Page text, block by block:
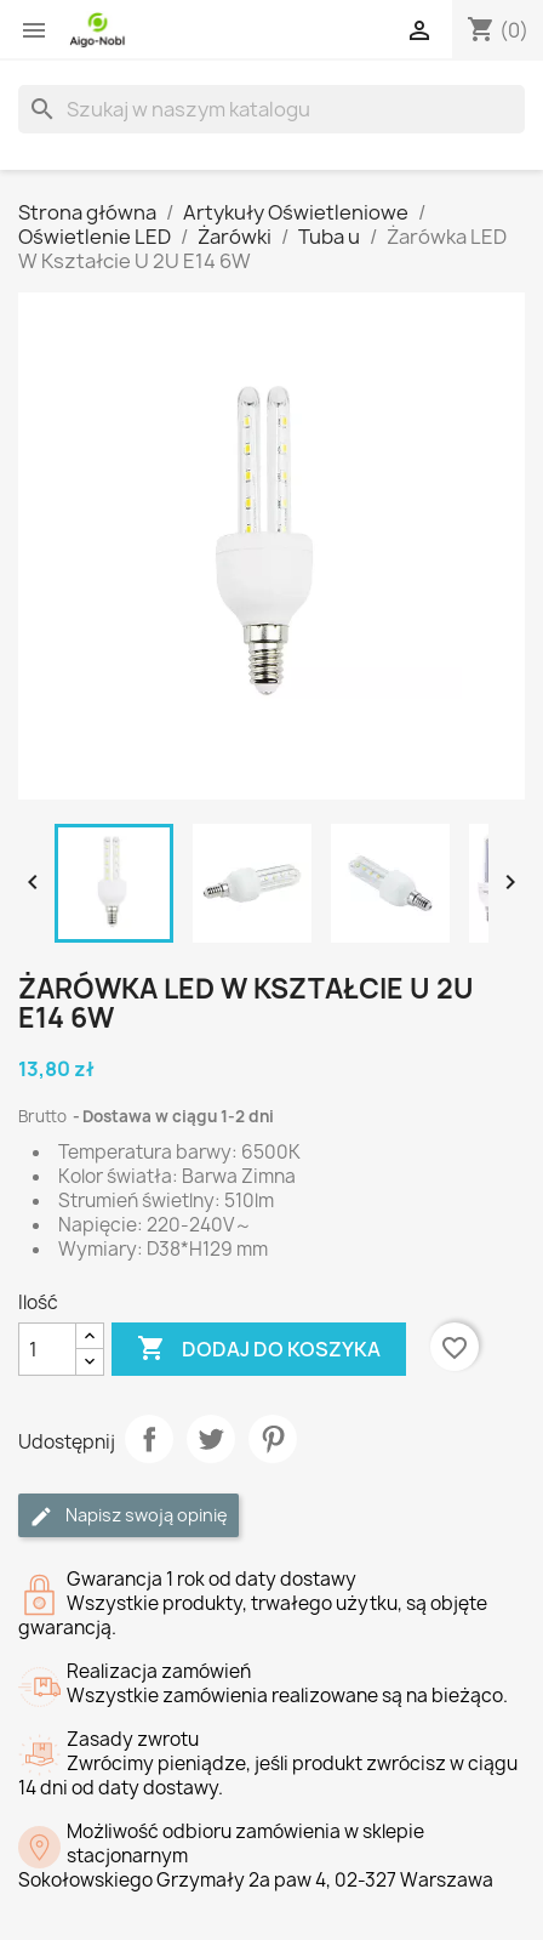
 shopping_cart (0)

search
Strona główna
Artykuły Oświetleniowe
Oświetlenie LED
Żarówki Tuba u
Żarówka LED
W Kształcie U 2U E14 6W
 
ŻARÓWKA LED W KSZTAŁCIE U 2U
E14 6W
13,80 zł
Brutto Dostawa w ciągu 1-2 dni
Temperatura barwy: 6500K
Kolor światła: Barwa Zimna
Strumień świetlny: 510lm
Napięcie: 220-240V～
Wymiary: D38*H129 mm
Ilość
 DODAJ DO KOSZYKA favorite_border
Udostępnij
Napisz swoją opinię
Gwarancja 1 rok od daty dostawy
Wszystkie produkty, trwałego użytku, są objęte
gwarancją.
Realizacja zamówień
Wszystkie zamówienia realizowane są na bieżąco.
Zasady zwrotu
Zwrócimy pieniądze, jeśli produkt zwrócisz w ciągu
14 dni od daty dostawy.
Możliwość odbioru zamówienia w sklepie
stacjonarnym
Sokołowskiego Grzymały 2a paw 4, 02-327 Warszawa